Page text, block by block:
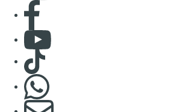
Consulter page Facebook
Consulter Youtube
Consulter TikTok
S'abonner à notre newsletter